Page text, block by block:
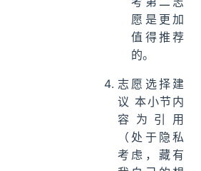
愿是更加
值得推荐
的。
志愿选择建
议 本小节内
容为引用
（处于隐私
考虑，藏有